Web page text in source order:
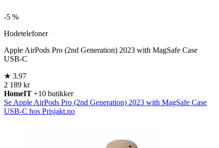
-5 %
Hodetelefoner
Apple AirPods Pro (2nd Generation) 2023 with MagSafe Case
USB-C
★ 3.97
2 189 kr
HomeIT +10 butikker
Se Apple AirPods Pro (2nd Generation) 2023 with MagSafe Case
USB-C hos Prisjakt.no